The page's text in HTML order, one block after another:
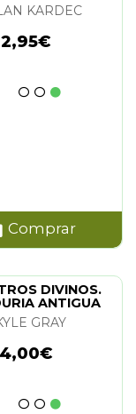
KARDEC
Comprar
DIVINOS.
ANTIGUA
GRAY